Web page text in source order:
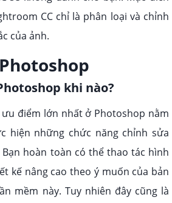
CC chỉ là phân loại và chỉnh
của ảnh.
khi nào?
điểm lớn nhất ở Photoshop nằm
hiện những chức năng chỉnh sửa
hoàn toàn có thể thao tác hình
kế nâng cao theo ý muốn của bản
mềm này. Tuy nhiên đây cũng là